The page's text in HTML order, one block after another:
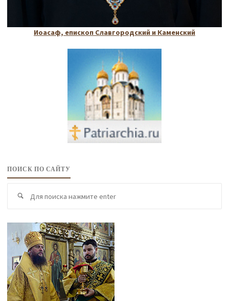
Иоасаф, епископ Славгородский и Каменский
ПОИСК ПО САЙТУ
Поиск